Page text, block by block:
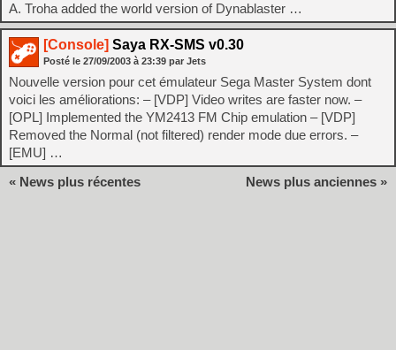
A. Troha added the world version of Dynablaster …
[Console] Saya RX-SMS v0.30
Posté le 27/09/2003 à 23:39 par Jets
Nouvelle version pour cet émulateur Sega Master System dont
voici les améliorations: – [VDP] Video writes are faster now. –
[OPL] Implemented the YM2413 FM Chip emulation – [VDP]
Removed the Normal (not filtered) render mode due errors. –
[EMU] …
« News plus récentes
News plus anciennes »